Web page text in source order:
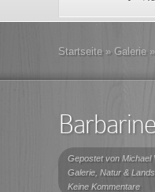
Startseite » Galerie »
Gepostet von Michael
Galerie Natur &
Keine Kommentare